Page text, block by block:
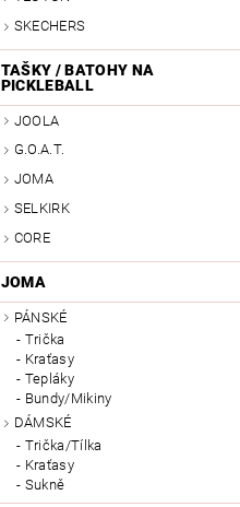
SKECHERS
TAŠKY / BATOHY NA
PICKLEBALL
JOOLA
G.O.A.T.
JOMA
SELKIRK
CORE
JOMA
PÁNSKÉ
Trička
Kraťasy
Tepláky
Bundy/Mikiny
DÁMSKÉ
Trička/Tílka
Kraťasy
Sukně